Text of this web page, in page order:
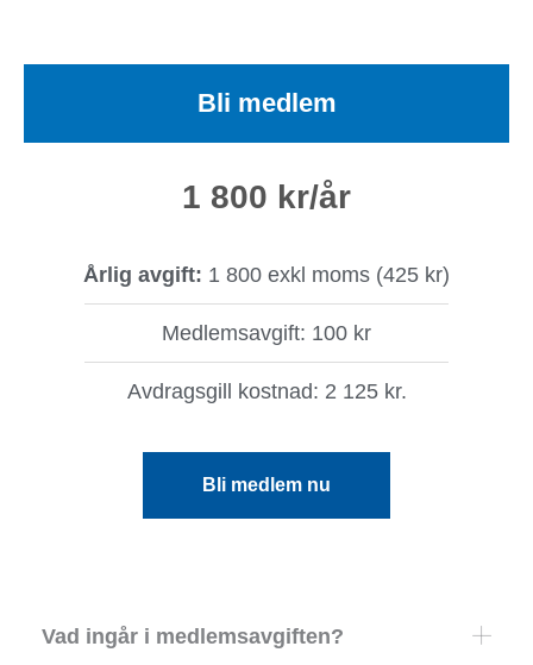
Bli medlem
1 800 kr/år
Årlig avgift: 1 800 exkl moms (425 kr)
Medlemsavgift: 100 kr
Avdragsgill kostnad: 2 125 kr.
Bli medlem nu
Vad ingår i medlemsavgiften?